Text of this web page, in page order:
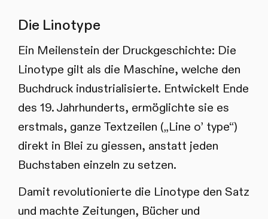
Die Linotype
Ein Meilenstein der Druckgeschichte: Die
Linotype gilt als die Maschine, welche den
Buchdruck industrialisierte. Entwickelt Ende
des 19. Jahrhunderts, ermöglichte sie es
erstmals, ganze Textzeilen („Line o’ type“)
direkt in Blei zu giessen, anstatt jeden
Buchstaben einzeln zu setzen.
Damit revolutionierte die Linotype den Satz
und machte Zeitungen, Bücher und